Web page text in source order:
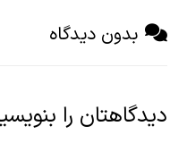
بدون دیدگاه
دیدگاهتان را